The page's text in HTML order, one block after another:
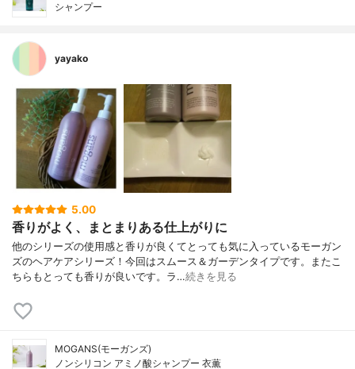
シャンプー
yayako
5.00
香りがよく、まとまりある仕上がりに
他のシリーズの使用感と香りが良くてとっても気に入っているモーガン
ズのヘアケアシリーズ！今回はスムース＆ガーデンタイプです。またこ
ちらもとっても香りが良いです。ラ…続きを見る
MOGANS(モーガンズ)
ノンシリコン アミノ酸シャンプー 衣薫